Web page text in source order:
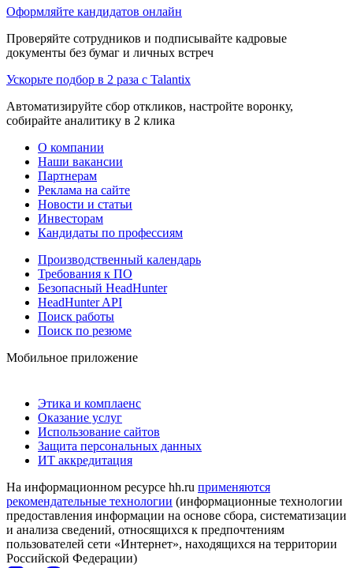
Оформляйте кандидатов онлайн
Проверяйте сотрудников и подписывайте кадровые
документы без бумаг и личных встреч
Ускорьте подбор в 2 раза с Talantix
Автоматизируйте сбор откликов, настройте воронку,
собирайте аналитику в 2 клика
О компании
Наши вакансии
Партнерам
Реклама на сайте
Новости и статьи
Инвесторам
Кандидаты по профессиям
Производственный календарь
Требования к ПО
Безопасный HeadHunter
HeadHunter API
Поиск работы
Поиск по резюме
Мобильное приложение
Этика и комплаенс
Оказание услуг
Использование сайтов
Защита персональных данных
ИТ аккредитация
На информационном ресурсе hh.ru применяются
рекомендательные технологии (информационные технологии
предоставления информации на основе сбора, систематизации
и анализа сведений, относящихся к предпочтениям
пользователей сети «Интернет», находящихся на территории
Российской Федерации)